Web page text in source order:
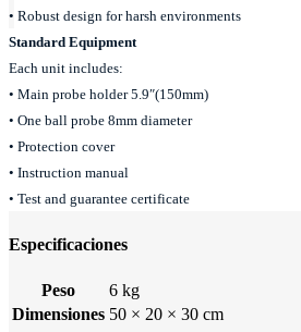
• Robust design for harsh environments
Standard Equipment
Each unit includes:
• Main probe holder 5.9″(150mm)
• One ball probe 8mm diameter
• Protection cover
• Instruction manual
• Test and guarantee certificate
Especificaciones
Peso
6 kg
Dimensiones 50 × 20 × 30 cm